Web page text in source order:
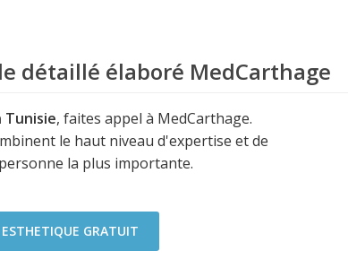
détaillé élaboré MedCarthage
, faites appel à MedCarthage.
le haut niveau d'expertise et de
la plus importante.
DEVIS CHIRURGIE ESTHETIQUE GRATUIT